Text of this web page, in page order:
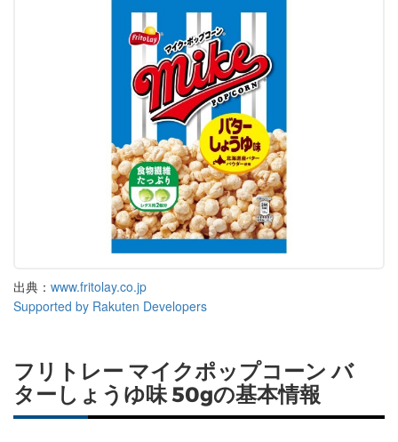
出典： www.fritolay.co.jp
Supported by Rakuten Developers
フリトレー マイクポップコーン バ
ターしょうゆ味 50gの基本情報